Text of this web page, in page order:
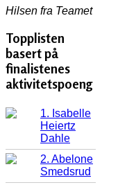
Hilsen fra Teamet
Topplisten
basert på
finalistenes
aktivitetspoeng
1. Isabelle
Heiertz
Dahle
2. Abelone
Smedsrud